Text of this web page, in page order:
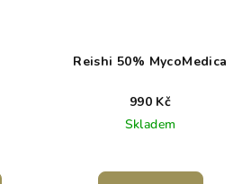
Reishi 50% MycoMedica
990 Kč
Skladem